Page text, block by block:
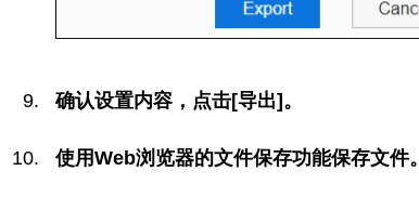
确认设置内容，点击[导出]。
使用Web浏览器的文件保存功能保存文件。